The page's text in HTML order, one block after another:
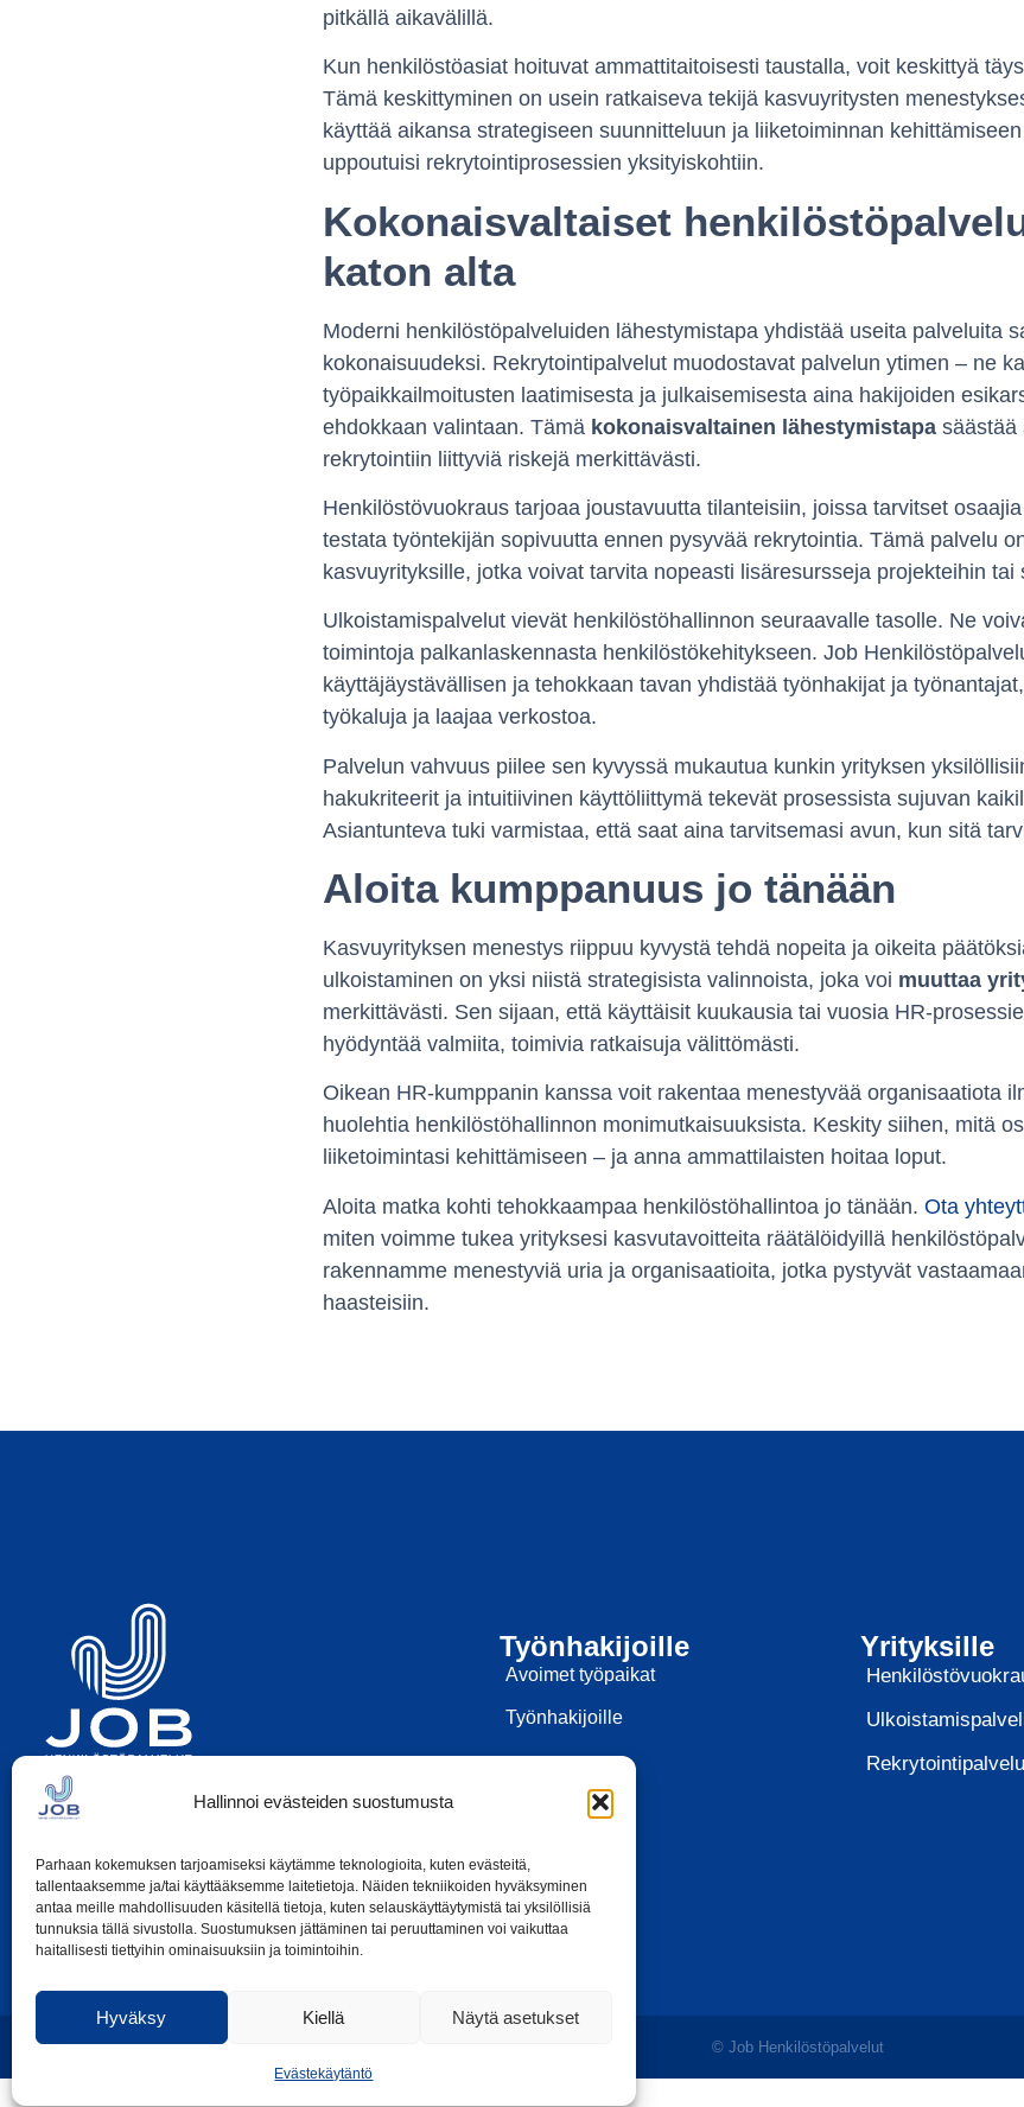
Hallinnoi evästeiden suostumusta
Parhaan kokemuksen tarjoamiseksi käytämme teknologioita, kuten evästeitä,
tallentaaksemme ja/tai käyttääksemme laitetietoja. Näiden tekniikoiden hyväksyminen
antaa meille mahdollisuuden käsitellä tietoja, kuten selauskäyttäytymistä tai yksilöllisiä
tunnuksia tällä sivustolla. Suostumuksen jättäminen tai peruuttaminen voi vaikuttaa
haitallisesti tiettyihin ominaisuuksiin ja toimintoihin.
Hyväksy Kiellä Näytä asetukset
Evästekäytäntö
pitkällä aikavälillä.
Kun henkilöstöasiat hoituvat ammattitaitoisesti taustalla, voit keskittyä
Tämä keskittyminen on usein ratkaiseva tekijä kasvuyritysten
käyttää aikansa strategiseen suunnitteluun ja liiketoiminnan
uppoutuisi rekrytointiprosessien yksityiskohtiin.
Kokonaisvaltaiset
katon alta
Moderni henkilöstöpalveluiden lähestymistapa yhdistää useita palveluita
kokonaisuudeksi. Rekrytointipalvelut muodostavat palvelun ytimen – ne
työpaikkailmoitusten laatimisesta ja julkaisemisesta aina hakijoiden
ehdokkaan valintaan. Tämä kokonaisvaltainen lähestymistapa säästää
rekrytointiin liittyviä riskejä merkittävästi.
Henkilöstövuokraus tarjoaa joustavuutta tilanteisiin, joissa tarvitset
testata työntekijän sopivuutta ennen pysyvää rekrytointia. Tämä palvelu
kasvuyrityksille, jotka voivat tarvita nopeasti lisäresursseja projekteihin tai
Ulkoistamispalvelut vievät henkilöstöhallinnon seuraavalle tasolle. Ne
toimintoja palkanlaskennasta henkilöstökehitykseen. Job
käyttäjäystävällisen ja tehokkaan tavan yhdistää työnhakijat ja
työkaluja ja laajaa verkostoa.
Palvelun vahvuus piilee sen kyvyssä mukautua kunkin yrityksen
hakukriteerit ja intuitiivinen käyttöliittymä tekevät prosessista sujuvan
Asiantunteva tuki varmistaa, että saat aina tarvitsemasi avun, kun sitä
Aloita kumppanuus jo tänään
Kasvuyrityksen menestys riippuu kyvystä tehdä nopeita ja oikeita
ulkoistaminen on yksi niistä strategisista valinnoista, joka voi muuttaa
merkittävästi. Sen sijaan, että käyttäisit kuukausia tai vuosia HR-
hyödyntää valmiita, toimivia ratkaisuja välittömästi.
Oikean HR-kumppanin kanssa voit rakentaa menestyvää organisaatiota
huolehtia henkilöstöhallinnon monimutkaisuuksista. Keskity siihen, mitä
liiketoimintasi kehittämiseen – ja anna ammattilaisten hoitaa loput.
Aloita matka kohti tehokkaampaa henkilöstöhallintoa jo tänään. Ota
miten voimme tukea yrityksesi kasvutavoitteita räätälöidyillä
rakennamme menestyviä uria ja organisaatioita, jotka pystyvät
haasteisiin.
050-369 7969
tuukka.laine@jobhp.fi
Työnhakijoille
Avoimet työpaikat
Työnhakijoille
Yrityksille
© Job Henkilöstöpalvelut